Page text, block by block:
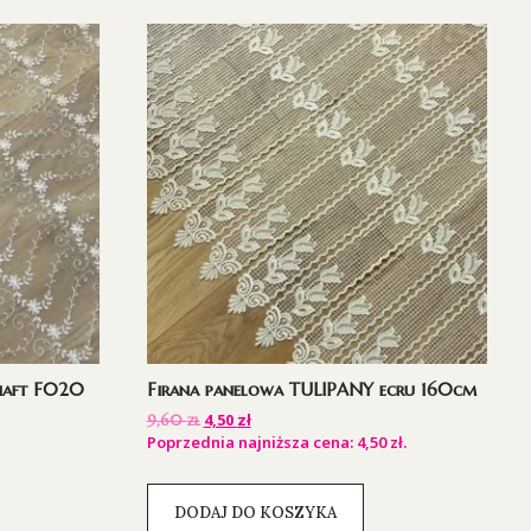
haft F020 Firana panelowa TULIPANY ecru 160cm
9,60zł 4,50 zł
Poprzednia najniższa cena: 4,50zł.
DODAJ DO KOSZYKA